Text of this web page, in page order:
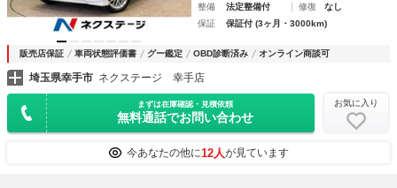
整備
法定整備付 修復
なし
保証
保証付 (3ヶ月・3000km)
販売店保証 車両状態評価書 グー鑑定 OBD診断済み オンライン商談可
埼玉県幸手市 ネクステージ 幸手店
まずは在庫確認・見積依頼
無料通話でお問い合わせ
お気に入り
今あなたの他に12人が見ています